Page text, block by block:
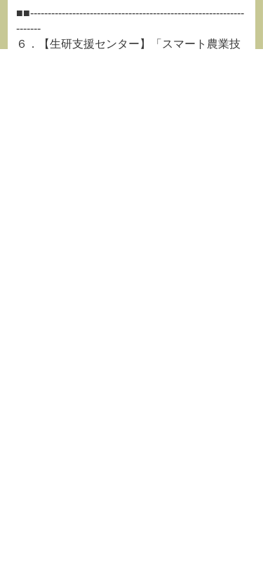
■■-------------------------------------------------------------
-------
６．【生研支援センター】「スマート農業技